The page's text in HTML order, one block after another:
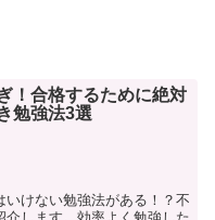
！合格するために絶対
勉強法3選
けない勉強法がある！？不